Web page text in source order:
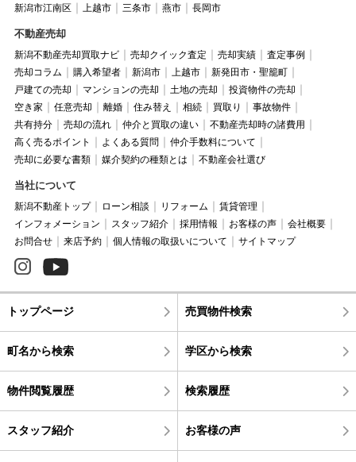
新潟市江南区
上越市 三条市 燕市 長岡市
不動産売却
新潟不動産売却買取ナビ 売却クイック査定 売却実績
査定事例
売却コラム
購入希望者 新潟市 上越市
新発田市・聖籠町
戸建ての売却
マンションの売却 土地の売却
投資物件の売却
空き家
任意売却 離婚 住み替え 相続 買取り
事故物件
共有持分
売却の流れ 仲介と買取の違い
不動産売却時の諸費用
高く売るポイント
よくある質問
仲介手数料について
売却に必要な書類
媒介契約の種類とは 不動産会社選び
当社について
新潟不動産トップ ローン相談 リフォーム
賃貸管理
インフォメーション
スタッフ紹介 採用情報 お客様の声
会社概要
お問合せ
来店予約 個人情報の取扱いについて サイトマップ
トップページ 売買物件検索
町名から検索 学区から検索
物件閲覧履歴 検索履歴
スタッフ紹介 お客様の声